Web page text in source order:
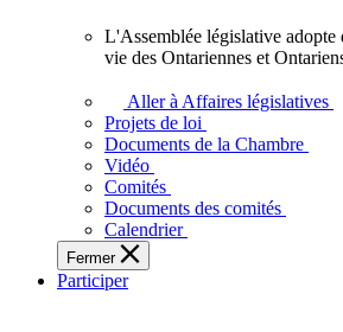
l'Ontario.
L'Assemblée
adopte
touchent
des
Ontariennes
et
L'Assemblée législative adopte
vie des Ontariennes et
Aller à Affaires législatives
Projets de loi
Documents de la Chambre
Vidéo
Comités
Documents des comités
Calendrier
Fermer
Participer